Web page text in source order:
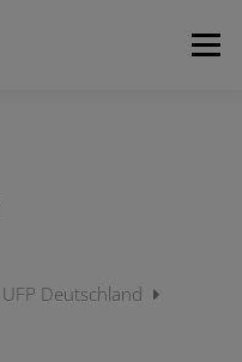
Menü
UFP Deutschland